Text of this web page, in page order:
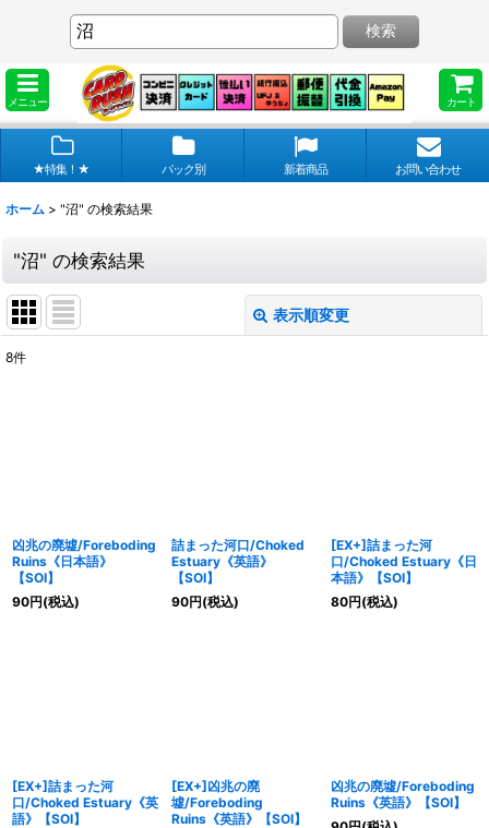
メニュー カート
検索
★特集！★ パック別 新着商品 お問い合わせ
ホーム > "沼" の検索結果
"沼" の検索結果
表示順変更
カテゴリ
8件
凶兆の廃墟/Foreboding
Ruins《日本語》
【SOI】
90円(税込)
詰まった河口/Choked
Estuary《英語》
【SOI】
90円(税込)
[EX+]詰まった河
口/Choked Estuary《日
本語》【SOI】
80円(税込)
[EX+]詰まった河
口/Choked Estuary《英
語》【SOI】
[EX+]凶兆の廃
墟/Foreboding
Ruins《英語》【SOI】
凶兆の廃墟/Foreboding
Ruins《英語》【SOI】